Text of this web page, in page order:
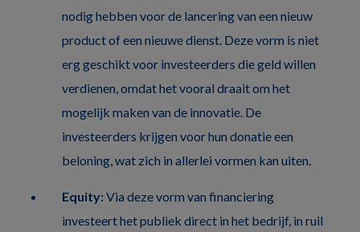
nodig hebben voor de lancering van een nieuw
product of een nieuwe dienst. Deze vorm is niet
erg geschikt voor investeerders die geld willen
verdienen, omdat het vooral draait om het
mogelijk maken van de innovatie. De
investeerders krijgen voor hun donatie een
beloning, wat zich in allerlei vormen kan uiten.
Equity:Via deze vorm van financiering
investeert het publiek direct in het bedrijf, in ruil